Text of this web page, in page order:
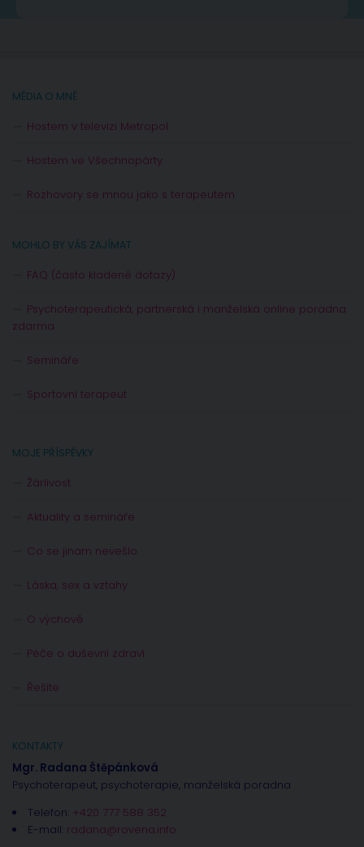
MÉDIA O MNĚ
Hostem v televizi Metropol
Hostem ve Všechnopárty
Rozhovory se mnou jako s terapeutem
MOHLO BY VÁS ZAJÍMAT
FAQ (často kladené dotazy)
Psychoterapeutická, partnerská i manželská online poradna
zdarma
Semináře
Sportovní terapeut
MOJE PŘÍSPĚVKY
Žárlivost
Aktuality a semináře
Co se jinam nevešlo
Láska, sex a vztahy
O výchově
Péče o duševní zdraví
Řešíte
KONTAKTY
Mgr. Radana Štěpánková
Psychoterapeut, psychoterapie, manželská poradna
Telefon: +420 777 588 352
E-mail: radana@rovena.info